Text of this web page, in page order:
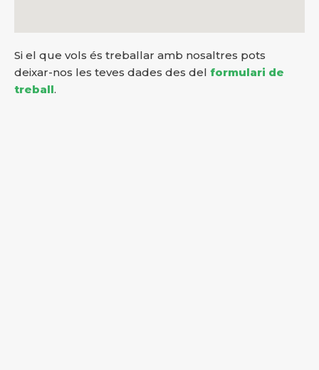
Si el que vols és treballar amb nosaltres pots
deixar-nos les teves dades des del formulari de
treball.